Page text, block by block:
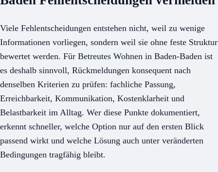
Viele Fehlentscheidungen entstehen nicht, weil zu wenige
Informationen vorliegen, sondern weil sie ohne feste Struktur
bewertet werden. Für Betreutes Wohnen in Baden-Baden ist
es deshalb sinnvoll, Rückmeldungen konsequent nach
denselben Kriterien zu prüfen: fachliche Passung,
Erreichbarkeit, Kommunikation, Kostenklarheit und
Belastbarkeit im Alltag. Wer diese Punkte dokumentiert,
erkennt schneller, welche Option nur auf den ersten Blick
passend wirkt und welche Lösung auch unter veränderten
Bedingungen tragfähig bleibt.